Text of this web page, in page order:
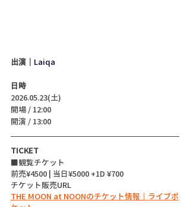
出演｜ Laiqa
日時
2026.05.23(土)
開場 / 12:00
開演 / 13:00
TICKET
■観覧チケット
前売¥4500 | 当日¥5000 +1D ¥700
チケット販売URL
THE MOON at NOONのチケット情報｜ライブポ